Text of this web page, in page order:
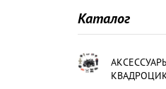
Каталог